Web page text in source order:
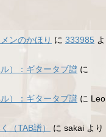
ンのかほり に 333985 よ
）：ギタータブ譜 に
）：ギタータブ譜 に Leo
（TAB譜）
に sakai より